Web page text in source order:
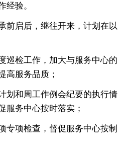
经验。
前启后，继往开来，计划在以
巡检工作，加大与服务中心的
高服务品质；
划和周工作例会纪要的执行情
服务中心按时落实；
专项检查，督促服务中心按制